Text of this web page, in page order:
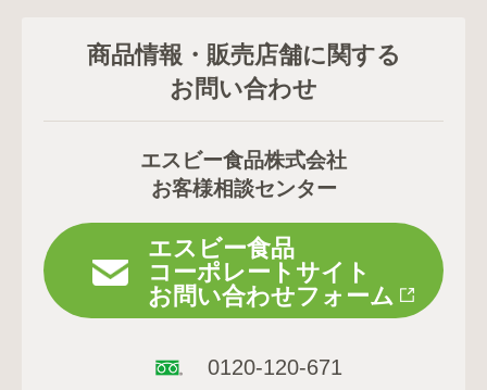
商品情報・販売店舗に関する
お問い合わせ
エスビー食品株式会社
お客様相談センター
エスビー食品
コーポレートサイト
お問い合わせフォーム
0120-120-671